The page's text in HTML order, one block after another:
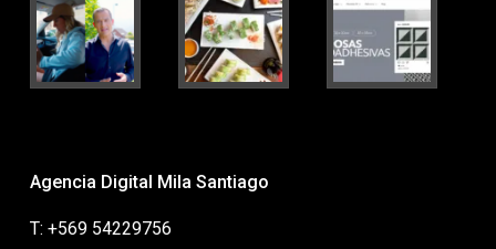
Agencia Digital Mila Santiago
T: +569 54229756